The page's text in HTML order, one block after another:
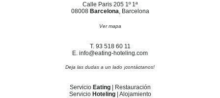
Calle Paris 205 1º 1ª
08008 Barcelona, Barcelona
Ver mapa
T. 93 518 60 11
E. info@eating-hoteling.com
Deja las dudas a un lado ¡contáctanos!
Servicio Eating| Restauración
Servicio Hoteling| Alojamiento